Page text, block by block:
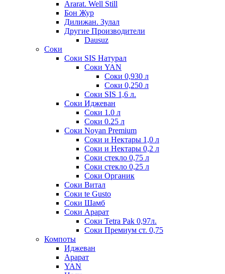
Ararat. Well Still
Бон Жур
Дилижан. Зулал
Другие Производители
Dausuz
Соки
Соки SIS Натурал
Соки YAN
Соки 0,930 л
Соки 0,250 л
Соки SIS 1,6 л.
Соки Иджеван
Соки 1.0 л
Соки 0.25 л
Соки Noyan Premium
Соки и Нектары 1,0 л
Соки и Нектары 0,2 л
Соки стекло 0,75 л
Соки стекло 0,25 л
Соки Органик
Соки Витал
Соки te Gusto
Соки Шамб
Соки Арарат
Соки Tetra Pak 0,97л.
Соки Премиум ст. 0,75
Компоты
Иджеван
Арарат
YAN